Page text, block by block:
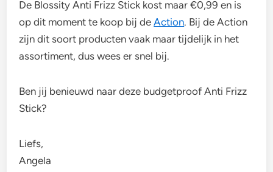
De Blossity Anti Frizz Stick kost maar €0,99 en is
op dit moment te koop bij deAction. Bij de Action
zijn dit soort producten vaak maar tijdelijk in het
assortiment, dus wees er snel bij.
Ben jij benieuwd naar deze budgetproof Anti Frizz
Stick?
Liefs,
Angela